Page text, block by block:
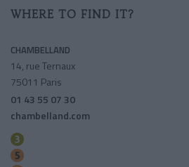
WHERE TO FIND IT?
CHAMBELLAND
14, rue Ternaux
75011 Paris
01 43 55 07 30
chambelland.com